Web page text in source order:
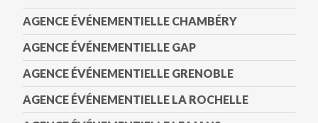
AGENCE ÉVÉNEMENTIELLE CHAMBÉRY
AGENCE ÉVÉNEMENTIELLE GAP
AGENCE ÉVÉNEMENTIELLE GRENOBLE
AGENCE ÉVÉNEMENTIELLE LA ROCHELLE